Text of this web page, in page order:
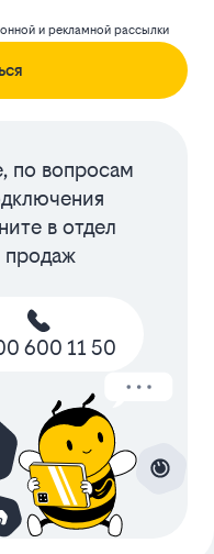
и рекламной рассылки
по вопросам
в отдел
продаж
600 11 50